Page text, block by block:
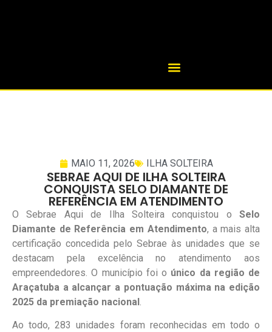
MAIO 11, 2026 ILHA SOLTEIRA
SEBRAE AQUI DE ILHA SOLTEIRA
CONQUISTA SELO DIAMANTE DE
REFERÊNCIA EM ATENDIMENTO
O Sebrae Aqui de Ilha Solteira conquistou o Selo
Diamante de Referência em Atendimento, a mais alta
certificação concedida pelo Sebrae às unidades que se
destacam pela excelência no atendimento aos
empreendedores. O município foi o único da região de
Araçatuba a alcançar a pontuação máxima na edição
2025 da premiação nacional.
Ao todo, 283 unidades foram reconhecidas em todo o